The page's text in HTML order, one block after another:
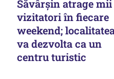
Săvârşin atrage mii
vizitatori în fiecare
weekend;
va dezvolta ca un
centru turistic